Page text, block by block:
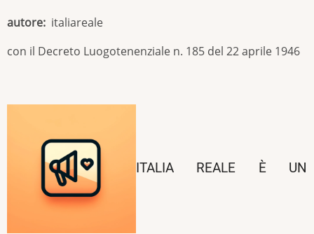
autore italiareale
con il Decreto Luogotenenziale n. 185 del 22 aprile 1946
ITALIA REALE È UN